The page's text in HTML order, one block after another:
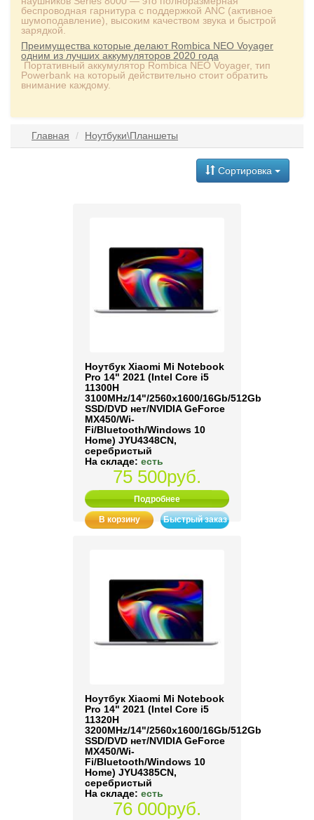
беспроводная гарнитура с поддержкой ANC (активное
шумоподавление), высоким качеством звука и быстрой
зарядкой.
Преимущества которые делают Rombica NEO Voyager
одним из лучших аккумуляторов 2020 года
Портативный аккумулятор Rombica NEO Voyager, тип
Powerbank на который действительно стоит обратить
внимание каждому.
Главная Ноутбуки\Планшеты
Сортировка
Ноутбук Xiaomi Mi Notebook
Pro 14" 2021 (Intel Core i5
11300H
3100MHz/14"/2560x1600/16Gb/512Gb
SSD/DVD нет/NVIDIA GeForce
MX450/Wi-
Fi/Bluetooth/Windows 10
Home) JYU4348CN,
серебристый
На складе: есть
75 500руб.
Подробнее
В корзину Быстрый заказ
Ноутбук Xiaomi Mi Notebook
Pro 14" 2021 (Intel Core i5
11320H
3200MHz/14"/2560x1600/16Gb/512Gb
SSD/DVD нет/NVIDIA GeForce
MX450/Wi-
Fi/Bluetooth/Windows 10
Home) JYU4385CN,
серебристый
На складе: есть
76 000руб.